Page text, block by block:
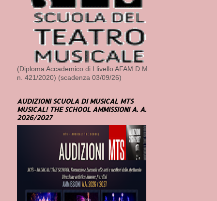
(Diploma Accademico di I livello AFAM D.M.
n. 421/2020) (scadenza 03/09/26)
AUDIZIONI SCUOLA DI MUSICAL MTS
MUSICAL! THE SCHOOL AMMISSIONI A. A.
2026/2027